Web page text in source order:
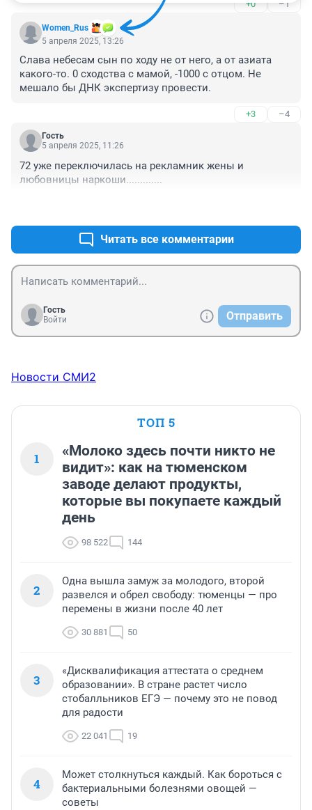
+0 –1
Women_Rus
5 апреля 2025, 13:26
Слава небесам сын по ходу не от него, а от азиата
какого-то. 0 сходства с мамой, -1000 с отцом. Не
мешало бы ДНК экспертизу провести.
+3 –4
Гость
5 апреля 2025, 11:26
72 уже переключилась на рекламник жены и
любовницы наркоши.............
Читать все комментарии
Гость
Войти
Отправить
Новости СМИ2
ТОП 5
1
«Молоко здесь почти никто не
видит»: как на тюменском
заводе делают продукты,
которые вы покупаете каждый
день
98 522 144
2
Одна вышла замуж за молодого, второй
развелся и обрел свободу: тюменцы — про
перемены в жизни после 40 лет
30 881 50
3
«Дисквалификация аттестата о среднем
образовании». В стране растет число
стобалльников ЕГЭ — почему это не повод
для радости
22 041 19
4
Может столкнуться каждый. Как бороться с
бактериальными болезнями овощей —
советы